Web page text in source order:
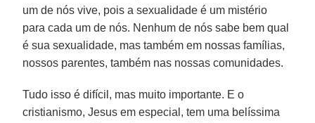
um de nós vive, pois a sexualidade é um mistério
para cada um de nós. Nenhum de nós sabe bem qual
é sua sexualidade, mas também em nossas famílias,
nossos parentes, também nas nossas comunidades.
Tudo isso é difícil, mas muito importante. E o
cristianismo, Jesus em especial, tem uma belíssima